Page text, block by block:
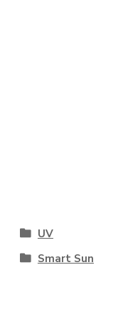
UV
Smart Sun